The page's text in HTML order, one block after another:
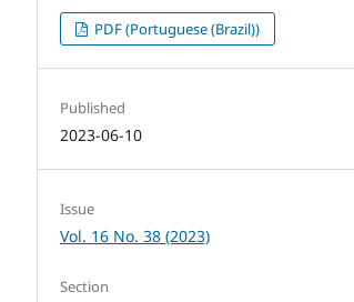
PDF (Portuguese (Brazil))
Published
2023-06-10
Issue
Vol. 16 No. 38 (2023)
Section